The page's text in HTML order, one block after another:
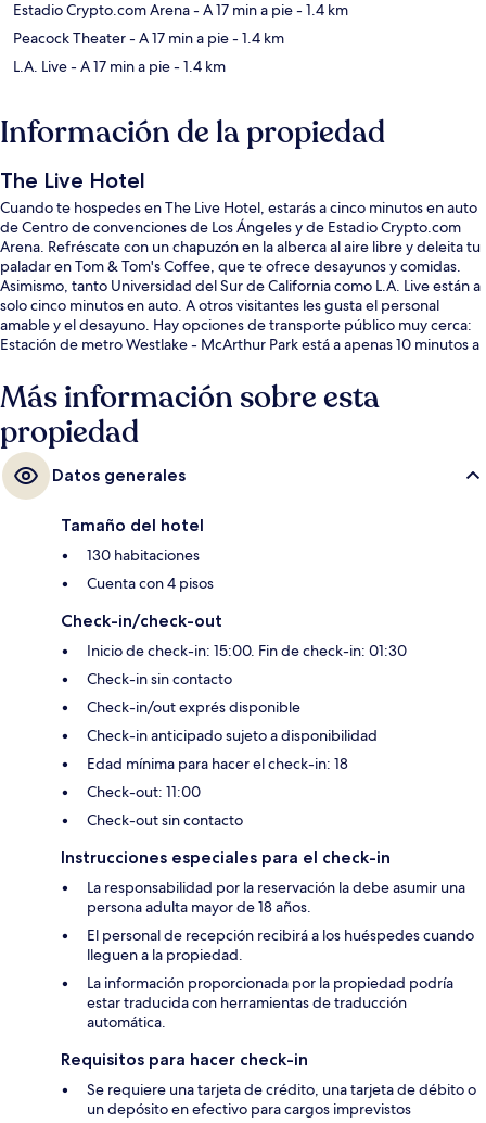
Estadio Crypto.com Arena- A 17 min a pie- 1.4 km
Peacock Theater- A 17 min a pie- 1.4 km
L.A. Live- A 17 min a pie- 1.4 km
Información de la propiedad
The Live Hotel
Cuando te hospedes en The Live Hotel, estarás a cinco minutos en auto
de Centro de convenciones de Los Ángeles y de Estadio Crypto.com
Arena. Refréscate con un chapuzón en la alberca al aire libre y deleita tu
paladar en Tom & Tom's Coffee, que te ofrece desayunos y comidas.
Asimismo, tanto Universidad del Sur de California como L.A. Live están a
solo cinco minutos en auto. A otros visitantes les gusta el personal
amable y el desayuno. Hay opciones de transporte público muy cerca:
Estación de metro Westlake - McArthur Park está a apenas 10 minutos a
Más información sobre esta
propiedad
Datos generales
Tamaño del hotel
130 habitaciones
Cuenta con 4 pisos
Check-in/check-out
Inicio de check-in: 15:00. Fin de check-in: 01:30
Check-in sin contacto
Check-in/out exprés disponible
Check-in anticipado sujeto a disponibilidad
Edad mínima para hacer el check-in: 18
Check-out: 11:00
Check-out sin contacto
Instrucciones especiales para el check-in
La responsabilidad por la reservación la debe asumir una
persona adulta mayor de 18 años.
El personal de recepción recibirá a los huéspedes cuando
lleguen a la propiedad.
La información proporcionada por la propiedad podría
estar traducida con herramientas de traducción
automática.
Requisitos para hacer check-in
Se requiere una tarjeta de crédito, una tarjeta de débito o
un depósito en efectivo para cargos imprevistos